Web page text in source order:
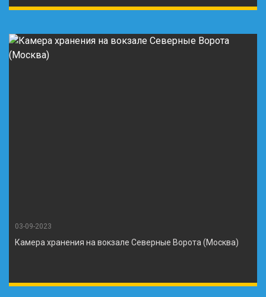
03-09-2023
Камера хранения на вокзале Северные Ворота (Москва)